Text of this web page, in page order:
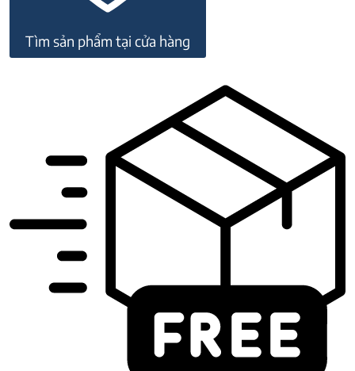
Tìm sản phẩm tại cửa hàng